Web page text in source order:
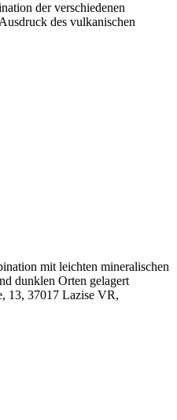
der verschiedenen
des vulkanischen
mit leichten mineralischen
dunklen Orten gelagert
13, 37017 Lazise VR,